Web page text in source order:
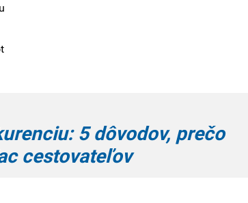
5 dôvodov, prečo
cestovateľov